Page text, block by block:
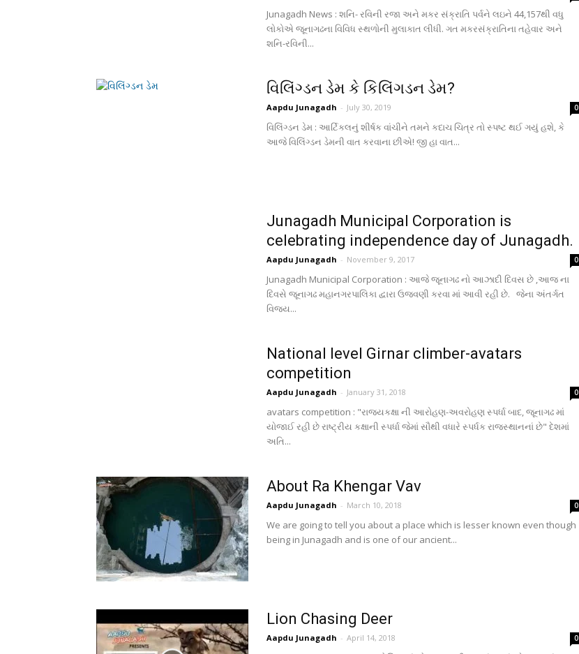
Junagadh News : શનિ- રવિની રજા અને મકર સંક્રાતિ પર્વને લઇને 44,157થી વધુ
લોકોએ જૂનાગઢના વિવિધ સ્થળોની મુલાકાત લીધી. ગત મકરસંક્રાતિના તહેવાર અને
શનિ-રવિની...
વિલિંગ્ડન ડેમ કે કિલિંગડન ડેમ?
Aapdu Junagadh - July 30, 2019 0
વિલિંગ્ડન ડેમ : આર્ટિકલનું શીર્ષક વાંચીને તમને કદાચ ચિત્ર તો સ્પષ્ટ થઈ ગયું હશે, કે
આજે વિલિંગ્ડન ડેમની વાત કરવાના છીએ! જી હા વાત...
Junagadh Municipal Corporation is
celebrating independence day of Junagadh.
Aapdu Junagadh - November 9, 2017 0
Junagadh Municipal Corporation : આજે જૂનાગઢ નો આઝાદી દિવસ છે ,આજ ના
દિવસે જૂનાગઢ મહાનગરપાલિકા દ્વારા ઉજવણી કરવા માં આવી રહી છે. જેના અંતર્ગત
વિજય...
National level Girnar climber-avatars
competition
Aapdu Junagadh - January 31, 2018 0
avatars competition : "રાજ્યકક્ષા ની આરોહણ-અવરોહણ સ્પર્ધા બાદ, જૂનાગઢ માં
યોજાઈ રહી છે રાષ્ટ્રીય કક્ષાની સ્પર્ધા જેમાં સૌથી વધારે સ્પર્ધક રાજસ્થાનનાં છે" દેશમાં
અતિ...
About Ra Khengar Vav
Aapdu Junagadh - March 10, 2018 0
We are going to tell you about a place which is lesser known even though
being in Junagadh and is one of our ancient...
Lion Chasing Deer
Aapdu Junagadh - April 14, 2018 0